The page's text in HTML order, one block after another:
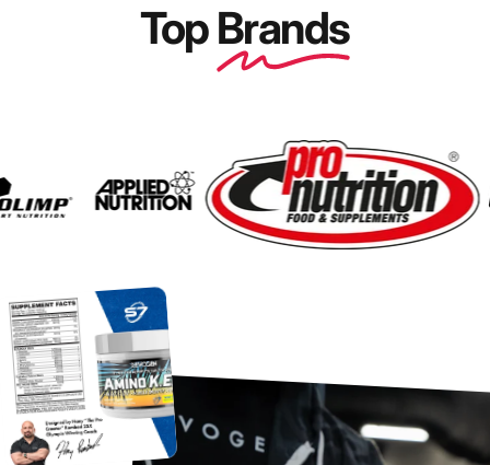
TopBrands